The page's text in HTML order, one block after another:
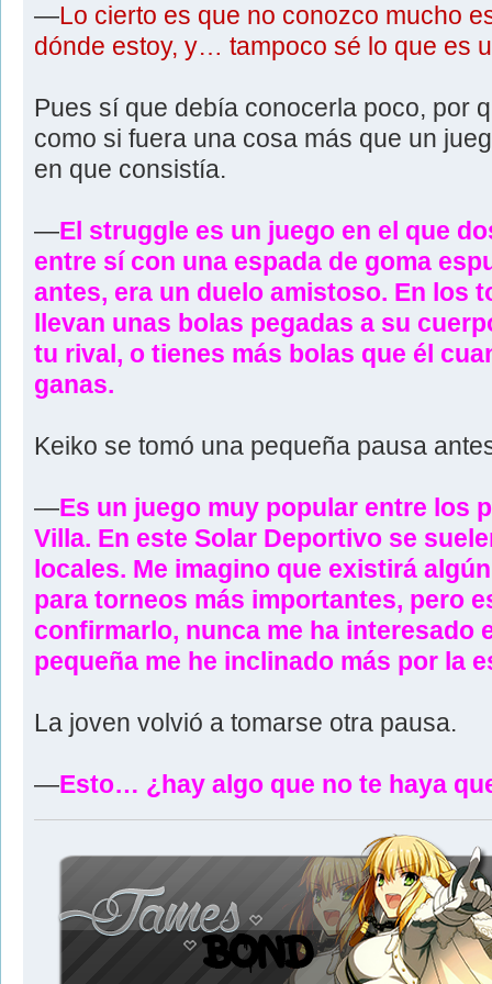
—Lo cierto es que no conozco mucho
dónde estoy, y… tampoco sé lo que es
Pues sí que debía conocerla poco, por
como si fuera una cosa más que un
en que consistía.
—El struggle es un juego en el que
entre sí con una espada de goma
antes, era un duelo amistoso. En los
llevan unas bolas pegadas a su
tu rival, o tienes más bolas que él
ganas.
Keiko se tomó una pequeña pausa
—Es un juego muy popular entre los
Villa. En este Solar Deportivo se
locales. Me imagino que existirá
para torneos más importantes, pero
confirmarlo, nunca me ha interesado
pequeña me he inclinado más por la
La joven volvió a tomarse otra pausa.
—Esto… ¿hay algo que no te haya